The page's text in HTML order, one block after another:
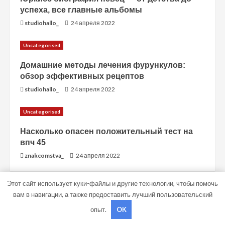
успеха, все главные альбомы
studiohallo_ 24 апреля 2022
Uncategorised
Домашние методы лечения фурункулов:
обзор эффективных рецептов
studiohallo_ 24 апреля 2022
Uncategorised
Насколько опасен положительный тест на
впч 45
znakcomstva_ 24 апреля 2022
Этот сайт использует куки-файлы и другие технологии, чтобы помочь
вам в навигации, а также предоставить лучший пользовательский
опыт.
OK